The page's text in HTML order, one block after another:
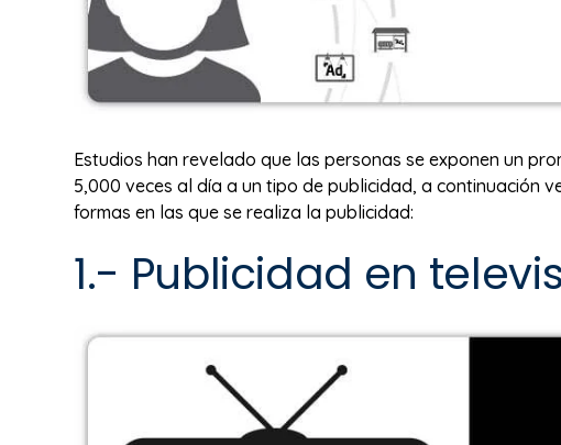
Estudios han revelado que las personas se exponen un
5,000 veces al día a un tipo de publicidad, a continuación
formas en las que se realiza la publicidad:
1.- Publicidad en